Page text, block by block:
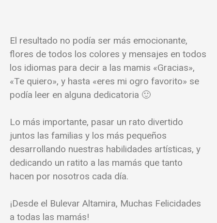
El resultado no podía ser más emocionante,
flores de todos los colores y mensajes en todos
los idiomas para decir a las mamis «Gracias»,
«Te quiero», y hasta «eres mi ogro favorito» se
podía leer en alguna dedicatoria 🙂
Lo más importante, pasar un rato divertido
juntos las familias y los más pequeños
desarrollando nuestras habilidades artísticas, y
dedicando un ratito a las mamás que tanto
hacen por nosotros cada día.
¡Desde el Bulevar Altamira, Muchas Felicidades
a todas las mamás!